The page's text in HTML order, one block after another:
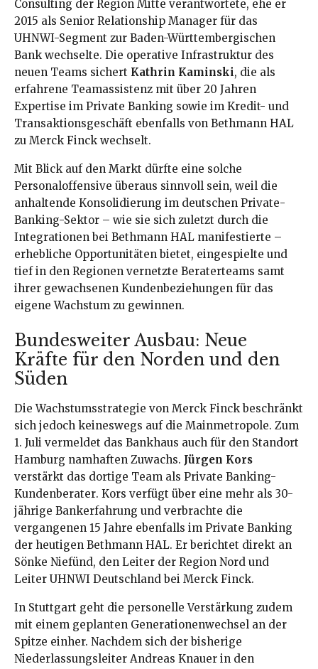
Consulting der Region Mitte verantwortete, ehe er
2015 als Senior Relationship Manager für das
UHNWI-Segment zur Baden-Württembergischen
Bank wechselte. Die operative Infrastruktur des
neuen Teams sichert Kathrin Kaminski, die als
erfahrene Teamassistenz mit über 20 Jahren
Expertise im Private Banking sowie im Kredit- und
Transaktionsgeschäft ebenfalls von Bethmann HAL
zu Merck Finck wechselt.
Mit Blick auf den Markt dürfte eine solche
Personaloffensive überaus sinnvoll sein, weil die
anhaltende Konsolidierung im deutschen Private-
Banking-Sektor – wie sie sich zuletzt durch die
Integrationen bei Bethmann HAL manifestierte –
erhebliche Opportunitäten bietet, eingespielte und
tief in den Regionen vernetzte Beraterteams samt
ihrer gewachsenen Kundenbeziehungen für das
eigene Wachstum zu gewinnen.
Bundesweiter Ausbau: Neue
Kräfte für den Norden und den
Süden
Die Wachstumsstrategie von Merck Finck beschränkt
sich jedoch keineswegs auf die Mainmetropole. Zum
1. Juli vermeldet das Bankhaus auch für den Standort
Hamburg namhaften Zuwachs. Jürgen Kors
verstärkt das dortige Team als Private Banking-
Kundenberater. Kors verfügt über eine mehr als 30-
jährige Bankerfahrung und verbrachte die
vergangenen 15 Jahre ebenfalls im Private Banking
der heutigen Bethmann HAL. Er berichtet direkt an
Sönke Niefünd, den Leiter der Region Nord und
Leiter UHNWI Deutschland bei Merck Finck.
In Stuttgart geht die personelle Verstärkung zudem
mit einem geplanten Generationenwechsel an der
Spitze einher. Nachdem sich der bisherige
Niederlassungsleiter Andreas Knauer in den